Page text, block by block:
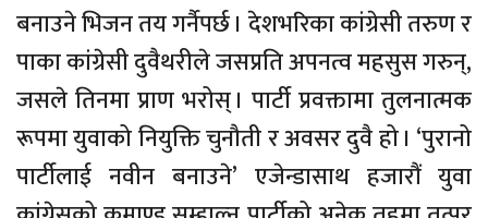
बनाउने भिजन तय गर्नैपर्छ । देशभरिका कांग्रेसी तरुण र
पाका कांग्रेसी दुवैथरीले जसप्रति अपनत्व महसुस गरुन्,
जसले तिनमा प्राण भरोस् । पार्टी प्रवक्तामा तुलनात्मक
रूपमा युवाको नियुक्ति चुनौती र अवसर दुवै हो । ‘पुरानो
पार्टीलाई नवीन बनाउने’ एजेन्डासाथ हजारौं युवा